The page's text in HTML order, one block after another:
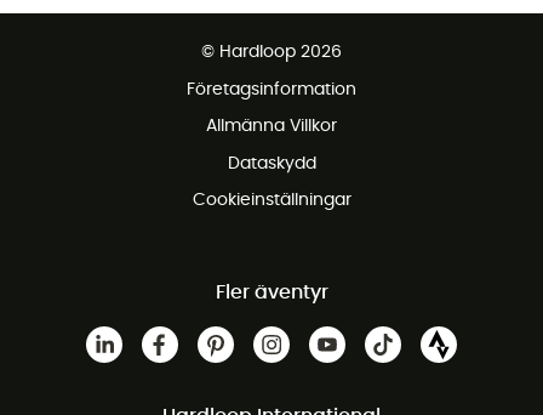
© Hardloop 2026
Företagsinformation
Allmänna Villkor
Dataskydd
Cookieinställningar
Fler äventyr